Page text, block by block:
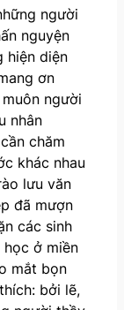
người
nguyện
hiện diện
ơn
người
nhân
chăm
khác nhau
lưu văn
đã mượn
các sinh
ở miền
mắt bọn
bởi lẽ,